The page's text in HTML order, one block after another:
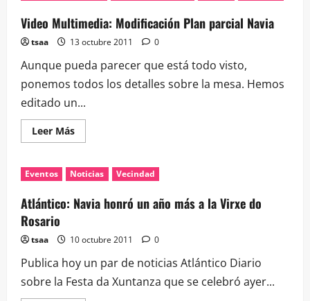
Video Multimedia: Modificación Plan parcial Navia
tsaa 13 octubre 2011 0
Aunque pueda parecer que está todo visto,
ponemos todos los detalles sobre la mesa. Hemos
editado un...
Leer MásLeer
más
Video
Multimedia:
Plan
parcial
Eventos Noticias Vecindad
Atlántico: Navia honró un año más a la Virxe do
Rosario
tsaa 10 octubre 2011 0
Publica hoy un par de noticias Atlántico Diario
sobre la Festa da Xuntanza que se celebró ayer...